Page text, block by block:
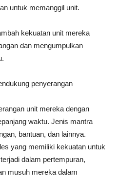
untuk memanggil unit.
kekuatan unit mereka
dan mengumpulkan
penyerangan
unit mereka dengan
waktu. Jenis mantra
bantuan, dan lainnya.
yang memiliki kekuatan untuk
dalam pertempuran,
musuh mereka dalam